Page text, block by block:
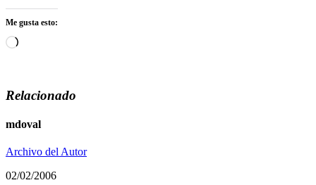
Me gusta esto:
Cargando...
Relacionado
mdoval
Archivo del Autor
02/02/2006